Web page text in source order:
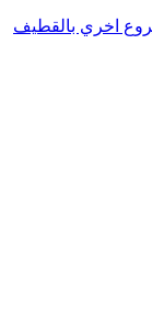
اخري بالقطيف